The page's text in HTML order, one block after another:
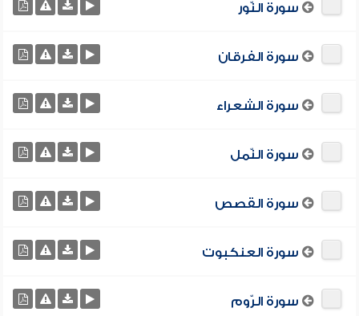
سورة النّور
سورة الفرقان
سورة الشعراء
سورة النّمل
سورة القصص
سورة العنكبوت
سورة الرّوم